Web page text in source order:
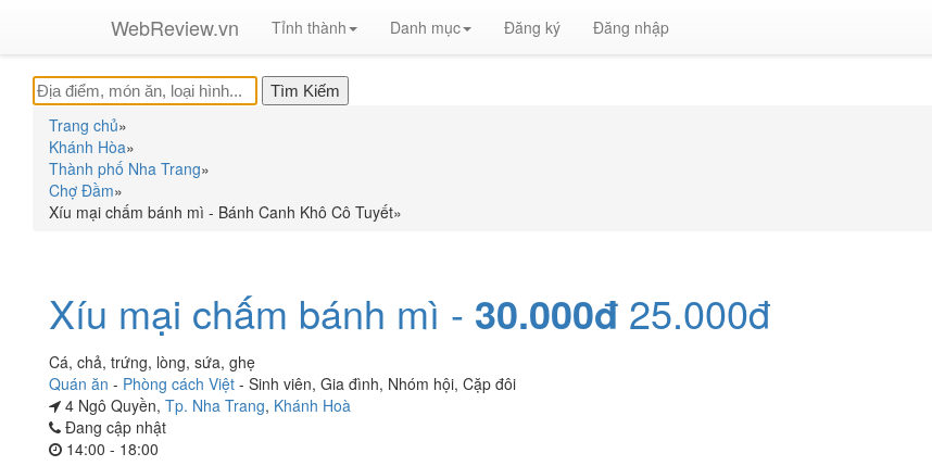
WebReview.vn Tỉnh thành Danh mục Đăng ký Đăng nhập
Trang chủ»
Khánh Hòa»
Thành phố Nha Trang»
Chợ Đầm»
Xíu mại chấm bánh mì - Bánh Canh Khô Cô Tuyết»
Xíu mại chấm bánh mì - 30.000đ 25.000đ
Cá, chả, trứng, lòng, sứa, ghẹ
Quán ăn - Phòng cách Việt - Sinh viên, Gia đình, Nhóm hội, Cặp đôi
4 Ngô Quyền, Tp. Nha Trang, Khánh Hoà
Đang cập nhật
14:00 - 18:00